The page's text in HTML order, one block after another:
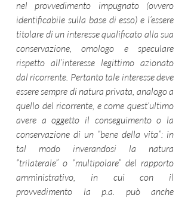
nel provvedimento impugnato (ovvero
identificabile sulla base di esso) e l’essere
titolare di un interesse qualificato alla sua
conservazione, omologo e speculare
rispetto all’interesse legittimo azionato
dal ricorrente. Pertanto tale interesse deve
essere sempre di natura privata, analogo a
quello del ricorrente, e come quest’ultimo
avere a oggetto il conseguimento o la
conservazione di un “bene della vita”: in
tal modo inverandosi la natura
“trilaterale” o “multipolare” del rapporto
amministrativo, in cui con il
provvedimento la p.a. può anche